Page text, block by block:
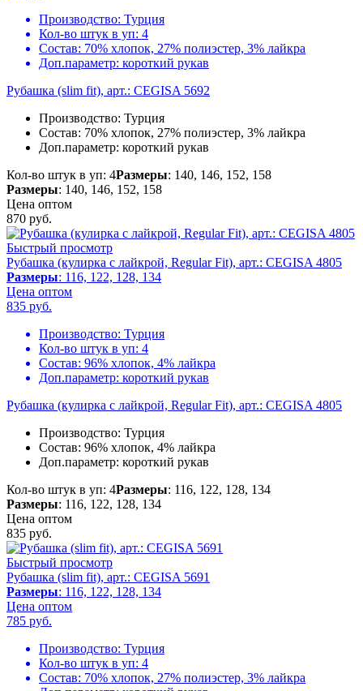
Производство: Турция
Кол-во штук в уп: 4
Состав: 70% хлопок, 27% полиэстер, 3% лайкра
Доп.параметр: короткий рукав
Рубашка (slim fit), арт.: CEGISA 5692
Производство: Турция
Состав: 70% хлопок, 27% полиэстер, 3% лайкра
Доп.параметр: короткий рукав
Кол-во штук в уп: 4Размеры: 140, 146, 152, 158
Размеры: 140, 146, 152, 158
Цена оптом
870 руб.
Быстрый просмотр
Рубашка (кулирка с лайкрой, Regular Fit), арт.: CEGISA 4805
Размеры: 116, 122, 128, 134
Цена оптом
835 руб.
Производство: Турция
Кол-во штук в уп: 4
Состав: 96% хлопок, 4% лайкра
Доп.параметр: короткий рукав
Рубашка (кулирка с лайкрой, Regular Fit), арт.: CEGISA 4805
Производство: Турция
Состав: 96% хлопок, 4% лайкра
Доп.параметр: короткий рукав
Кол-во штук в уп: 4Размеры: 116, 122, 128, 134
Размеры: 116, 122, 128, 134
Цена оптом
835 руб.
Быстрый просмотр
Рубашка (slim fit), арт.: CEGISA 5691
Размеры: 116, 122, 128, 134
Цена оптом
785 руб.
Производство: Турция
Кол-во штук в уп: 4
Состав: 70% хлопок, 27% полиэстер, 3% лайкра